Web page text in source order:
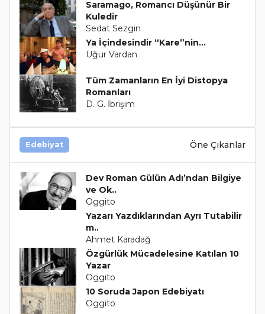
Saramago, Romancı Düşünür Bir
Kuledir
Sedat Sezgin
Ya İçindesindir “Kare”nin...
Uğur Vardan
Tüm Zamanların En İyi Distopya
Romanları
D. G. İbrişim
Edebiyat Öne Çıkanlar
Dev Roman Gülün Adı’ndan Bilgiye
ve Ok..
Oggito
Yazarı Yazdıklarından Ayrı Tutabilir
m..
Ahmet Karadağ
Özgürlük Mücadelesine Katılan 10
Yazar
Oggito
10 Soruda Japon Edebiyatı
Oggito